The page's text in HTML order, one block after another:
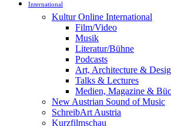
International
Kultur Online International
Film/Video
Musik
Literatur/Bühne
Podcasts
Art, Architecture &
Talks & Lectures
Medien, Magazine &
New Austrian Sound of Music
SchreibArt Austria
Kurzfilmschau